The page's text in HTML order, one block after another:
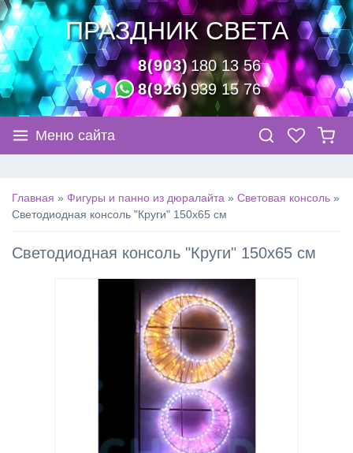
ПРАЗДНИК СВЕТА
8(903)180 13 56
8(926)939 15 76
Меню сайта
Главная » Фигуры и панно из дюралайта » Световая консоль »
Светодиодная консоль "Круги" 150х65 см
Светодиодная консоль "Круги" 150х65 см